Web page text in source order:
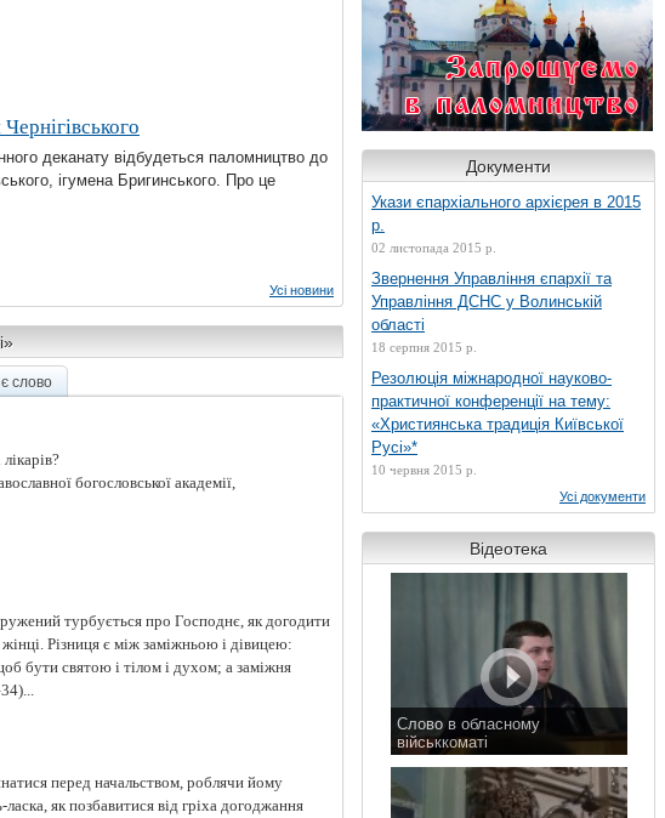
деканату відбудеться паломництво до
ігумена Бригинського. Про це
Усі новини
слово
богословської академії,
турбується про Господнє, як догодити
жiнцi. Рiзниця є мiж заміжньою i дiвицею:
бути святою i тiлом i духом; а замiжня
перед начальством, роблячи йому
як позбавитися від гріха догоджання
Документи
Укази єпархіального архієрея в 2015
р.
02 листопада 2015 р.
Звернення Управління єпархії та
Управління ДСНС у Волинській
області
18 серпня 2015 р.
Резолюція міжнародної науково-
практичної конференції на тему:
«Християнська традиція Київської
Русі»*
10 червня 2015 р.
Усі документи
Відеотека
Слово в обласному
військкоматі